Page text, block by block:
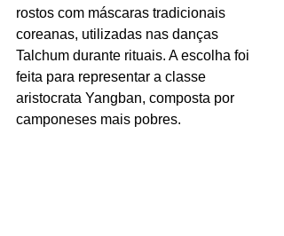
rostos com máscaras tradicionais
coreanas, utilizadas nas danças
Talchum durante rituais. A escolha foi
feita para representar a classe
aristocrata Yangban, composta por
camponeses mais pobres.